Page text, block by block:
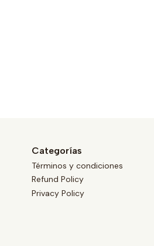
Categorías
Términos y condiciones
Refund Policy
Privacy Policy